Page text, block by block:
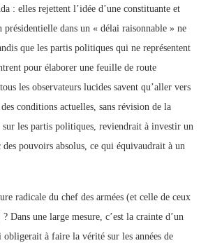
: elles rejettent l’idée d’une constituante et
présidentielle dans un « délai raisonnable » ne
que les partis politiques qui ne représentent
pour élaborer une feuille de route
les observateurs lucides savent qu’aller vers
conditions actuelles, sans révision de la
les partis politiques, reviendrait à investir un
des pouvoirs absolus, ce qui équivaudrait à un
radicale du chef des armées (et celle de ceux
Dans une large mesure, c’est la crainte d’un
à faire la vérité sur les années de